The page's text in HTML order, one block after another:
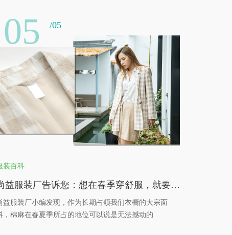
05 /05
装百科
尚益服装厂告诉您：想在春季穿舒服，就要学会掌握面料的特性
益服装厂小编发现，作为长期占领我们衣橱的大宗面
，棉麻在春夏季所占的地位可以说是无法撼动的